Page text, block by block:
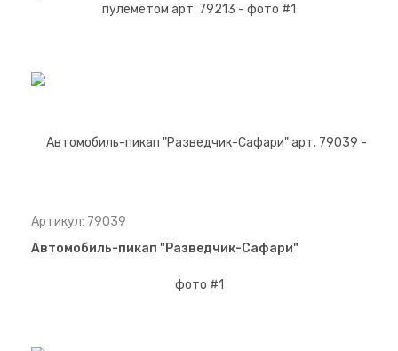
Артикул: 79039
Автомобиль-пикап "Разведчик-Сафари"